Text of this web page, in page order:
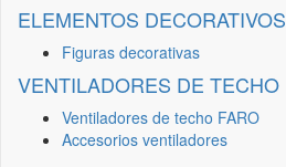
ELEMENTOS DECORATIVOS
Figuras decorativas
VENTILADORES DE TECHO
Ventiladores de techo FARO
Accesorios ventiladores